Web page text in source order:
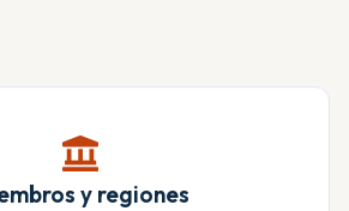
y regiones